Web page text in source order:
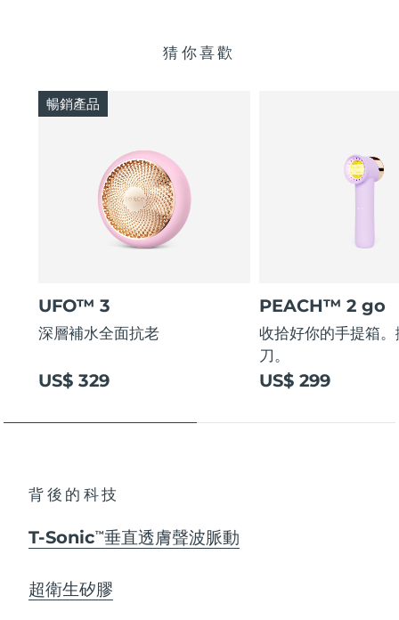
猜你喜歡
UFO™ 3
深層補水全面抗老
US$ 329
暢銷產品
PEACH™ 2 go
收拾好你的手提箱
刀。
US$ 299
背後的科技
T-SonicTM 垂直透膚聲波脈動
超衛生矽膠